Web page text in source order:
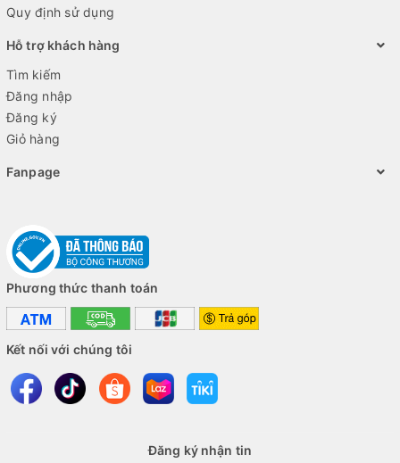
Quy định sử dụng
Hỗ trợ khách hàng
Tìm kiếm
Đăng nhập
Đăng ký
Giỏ hàng
Fanpage
Phương thức thanh toán
Kết nối với chúng tôi
Đăng ký nhận tin